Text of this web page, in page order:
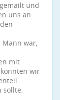
und
uns an
Mann war,
mit
wir
sollte.